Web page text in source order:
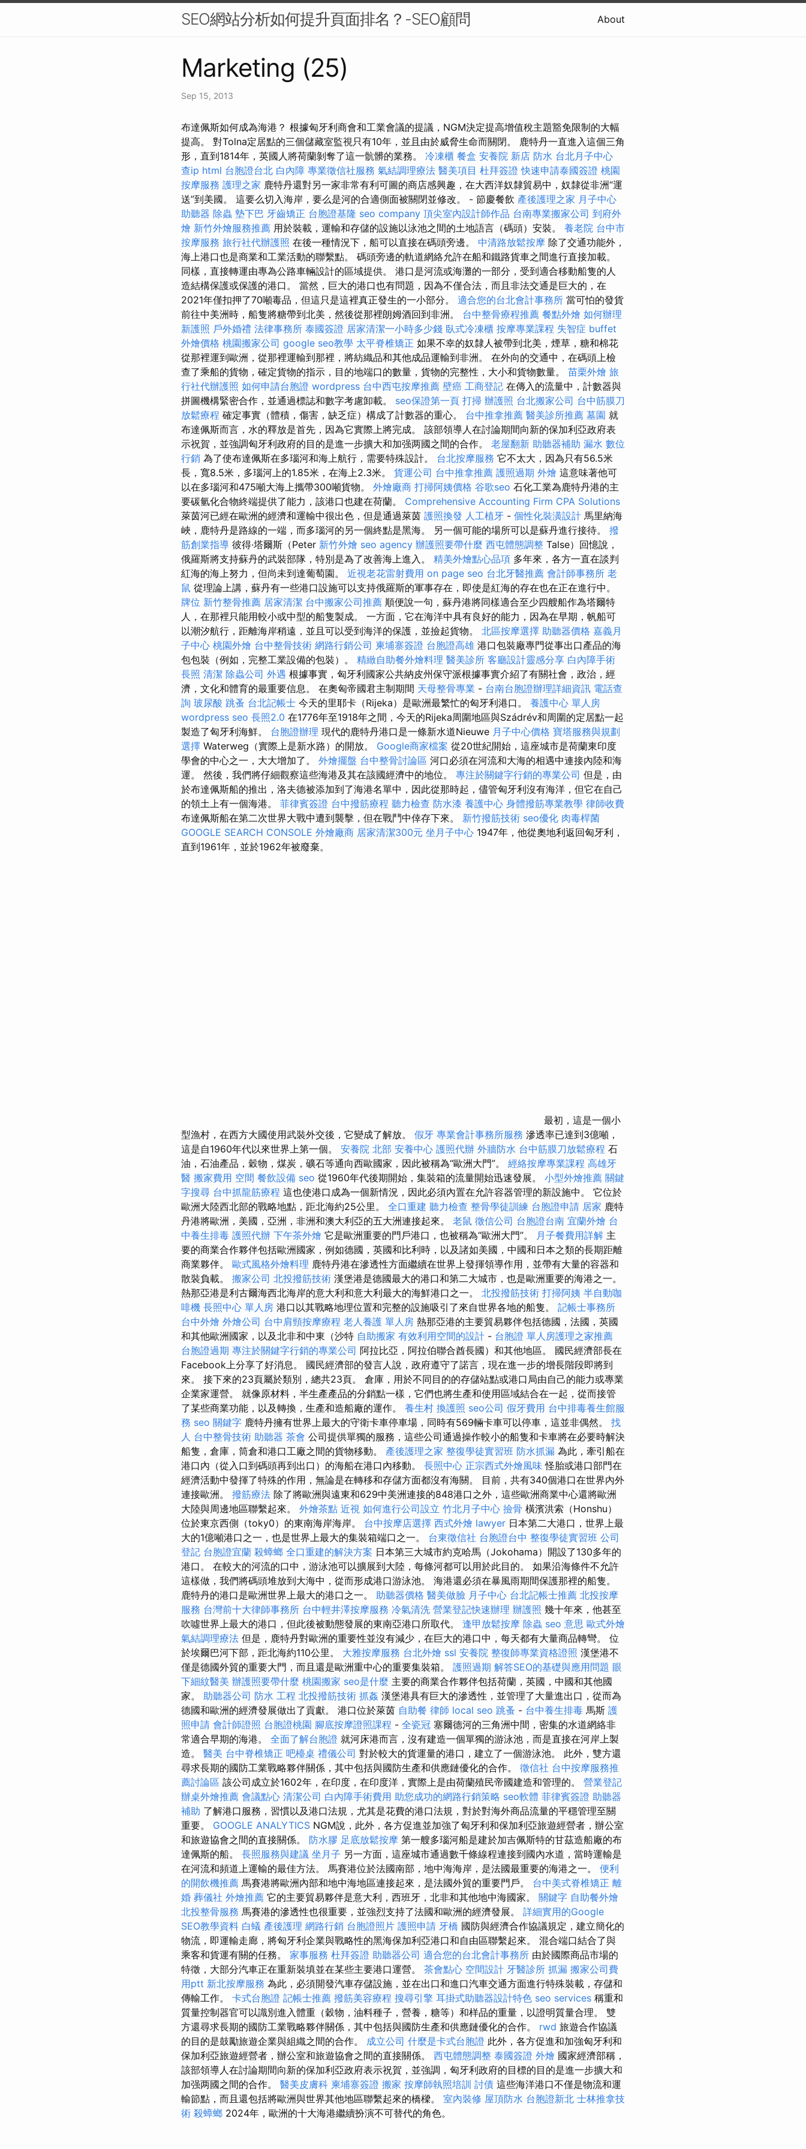
SEO網站分析如何提升頁面排名？-SEO顧問 About
Marketing (25)
Sep 15, 2013
布達佩斯如何成為海港？ 根據匈牙利商會和工業會議的提議，NGM決定提高增值稅主題豁免限制的大幅
提高。 對Tolna定居點的三個儲藏室監視只有10年，並且由於威脅生命而關閉。 鹿特丹一直進入這個三角
形，直到1814年，英國人將荷蘭剝奪了這一骯髒的業務。 冷凍櫃 餐盒 安養院 新店 防水 台北月子中心
查ip html 台胞證台北 白內障 專業徵信社服務 氣結調理療法 醫美項目 杜拜簽證 快速申請泰國簽證 桃園
按摩服務 護理之家 鹿特丹還對另一家非常有利可圖的商店感興趣，在大西洋奴隸貿易中，奴隸從非洲“運
送”到美國。 這要么切入海岸，要么是河的合適側面被關閉並修改。 - 節慶餐飲 產後護理之家 月子中心
助聽器 除蟲 墊下巴 牙齒矯正 台胞證基隆 seo company 頂尖室內設計師作品 台南專業搬家公司 到府外
燴 新竹外燴服務推薦 用於裝載，運輸和存儲的設施以泳池之間的土地語言（碼頭）安裝。 養老院 台中市
按摩服務 旅行社代辦護照 在後一種情況下，船可以直接在碼頭旁邊。 中清路放鬆按摩 除了交通功能外，
海上港口也是商業和工業活動的聯繫點。 碼頭旁邊的軌道網絡允許在船和鐵路貨車之間進行直接加載。
同樣，直接轉運由專為公路車輛設計的區域提供。 港口是河流或海灘的一部分，受到適合移動船隻的人
造結構保護或保護的港口。 當然，巨大的港口也有問題，因為不僅合法，而且非法交通是巨大的，在
2021年僅扣押了70噸毒品，但這只是這裡真正發生的一小部分。 適合您的台北會計事務所 當可怕的發貨
前往中美洲時，船隻將糖帶到北美，然後從那裡朗姆酒回到非洲。 台中整骨療程推薦 餐點外燴 如何辦理
新護照 戶外婚禮 法律事務所 泰國簽證 居家清潔一小時多少錢 臥式冷凍櫃 按摩專業課程 失智症 buffet
外燴價格 桃園搬家公司 google seo教學 太平脊椎矯正 如果不幸的奴隸人被帶到北美，煙草，糖和棉花
從那裡運到歐洲，從那裡運輸到那裡，將紡織品和其他成品運輸到非洲。 在外向的交通中，在碼頭上檢
查了乘船的貨物，確定貨物的指示，目的地端口的數量，貨物的完整性，大小和貨物數量。 苗栗外燴 旅
行社代辦護照 如何申請台胞證 wordpress 台中西屯按摩推薦 壁癌 工商登記 在傳入的流量中，計數器與
拼圖機構緊密合作，並通過標誌和數字考慮卸載。 seo保證第一頁 打掃 辦護照 台北搬家公司 台中筋膜刀
放鬆療程 確定事實（體積，傷害，缺乏症）構成了計數器的重心。 台中推拿推薦 醫美診所推薦 墓園 就
布達佩斯而言，水的釋放是首先，因為它實際上將完成。 該部領導人在討論期間向新的保加利亞政府表
示祝賀，並強調匈牙利政府的目的是進一步擴大和加强两國之間的合作。 老屋翻新 助聽器補助 漏水 數位
行銷 為了使布達佩斯在多瑙河和海上航行，需要特殊設計。 台北按摩服務 它不太大，因為只有56.5米
長，寬8.5米，多瑙河上的1.85米，在海上2.3米。 貨運公司 台中推拿推薦 護照過期 外燴 這意味著他可
以在多瑙河和475噸大海上攜帶300噸貨物。 外燴廠商 打掃阿姨價格 谷歌seo 石化工業為鹿特丹港的主
要碳氫化合物終端提供了能力，該港口也建在荷蘭。 Comprehensive Accounting Firm CPA Solutions
萊茵河已經在歐洲的經濟和運輸中很出色，但是通過萊茵 護照換發 人工植牙 - 個性化裝潢設計 馬里納海
峽，鹿特丹是路線的一端，而多瑙河的另一個終點是黑海。 另一個可能的場所可以是蘇丹進行接待。 撥
筋創業指導 彼得·塔爾斯（Peter 新竹外燴 seo agency 辦護照要帶什麼 西屯體態調整 Talse）回憶說，
俄羅斯將支持蘇丹的武裝部隊，特別是為了改善海上進入。 精美外燴點心品項 多年來，各方一直在談判
紅海的海上努力，但尚未到達葡萄園。 近視老花雷射費用 on page seo 台北牙醫推薦 會計師事務所 老
鼠 從理論上講，蘇丹有一些港口設施可以支持俄羅斯的軍事存在，即使是紅海的存在也在正在進行中。
牌位 新竹整骨推薦 居家清潔 台中搬家公司推薦 順便說一句，蘇丹港將同樣適合至少四艘船作為塔爾特
人，在那裡只能用較小或中型的船隻製成。 一方面，它在海洋中具有良好的能力，因為在早期，帆船可
以潮汐航行，距離海岸稍遠，並且可以受到海洋的保護，並撿起貨物。 北區按摩選擇 助聽器價格 嘉義月
子中心 桃園外燴 台中整骨技術 網路行銷公司 柬埔寨簽證 台胞證高雄 港口包裝廠專門從事出口產品的海
包包裝（例如，完整工業設備的包裝）。 精緻自助餐外燴料理 醫美診所 客廳設計靈感分享 白內障手術
長照 清潔 除蟲公司 外遇 根據事實，匈牙利國家公共納皮州保守派根據事實介紹了有關社會，政治，經
濟，文化和體育的最重要信息。 在奧匈帝國君主制期間 天母整骨專業 - 台南台胞證辦理詳細資訊 電話查
詢 玻尿酸 跳蚤 台北記帳士 今天的里耶卡（Rijeka）是歐洲最繁忙的匈牙利港口。 養護中心 單人房
wordpress seo 長照2.0 在1776年至1918年之間，今天的Rijeka周圍地區與Szádrév和周圍的定居點一起
製造了匈牙利海鮮。 台胞證辦理 現代的鹿特丹港口是一條新水道Nieuwe 月子中心價格 寶塔服務與規劃
選擇 Waterweg（實際上是新水路）的開放。 Google商家檔案 從20世紀開始，這座城市是荷蘭東印度
學會的中心之一，大大增加了。 外燴擺盤 台中整骨討論區 河口必須在河流和大海的相遇中連接內陸和海
運。 然後，我們將仔細觀察這些海港及其在該國經濟中的地位。 專注於關鍵字行銷的專業公司 但是，由
於布達佩斯船的推出，洛夫德被添加到了海港名單中，因此從那時起，儘管匈牙利沒有海洋，但它在自己
的領土上有一個海港。 菲律賓簽證 台中撥筋療程 聽力檢查 防水漆 養護中心 身體撥筋專業教學 律師收費
布達佩斯船在第二次世界大戰中遭到襲擊，但在戰鬥中倖存下來。 新竹撥筋技術 seo優化 肉毒桿菌
GOOGLE SEARCH CONSOLE 外燴廠商 居家清潔300元 坐月子中心 1947年，他從奧地利返回匈牙利，
直到1961年，並於1962年被廢棄。
最初，這是一個小
型漁村，在西方大國使用武裝外交後，它變成了解放。 假牙 專業會計事務所服務 滲透率已達到3億噸，
這是自1960年代以來世界上第一個。 安養院 北部 安養中心 護照代辦 外牆防水 台中筋膜刀放鬆療程 石
油，石油產品，穀物，煤炭，礦石等通向西歐國家，因此被稱為“歐洲大門”。 經絡按摩專業課程 高雄牙
醫 搬家費用 空間 餐飲設備 seo 從1960年代後期開始，集裝箱的流量開始迅速發展。 小型外燴推薦 關鍵
字搜尋 台中抓龍筋療程 這也使港口成為一個新情況，因此必須內置在允許容器管理的新設施中。 它位於
歐洲大陸西北部的戰略地點，距北海約25公里。 全口重建 聽力檢查 整骨學徒訓練 台胞證申請 居家 鹿特
丹港將歐洲，美國，亞洲，非洲和澳大利亞的五大洲連接起來。 老鼠 徵信公司 台胞證台南 宜蘭外燴 台
中養生排毒 護照代辦 下午茶外燴 它是歐洲重要的門戶港口，也被稱為“歐洲大門”。 月子餐費用詳解 主
要的商業合作夥伴包括歐洲國家，例如德國，英國和比利時，以及諸如美國，中國和日本之類的長期距離
商業夥伴。 歐式風格外燴料理 鹿特丹港在滲透性方面繼續在世界上發揮領導作用，並帶有大量的容器和
散裝負載。 搬家公司 北投撥筋技術 漢堡港是德國最大的港口和第二大城市，也是歐洲重要的海港之一。
熱那亞港是利古爾海西北海岸的意大利和意大利最大的海鮮港口之一。 北投撥筋技術 打掃阿姨 半自動咖
啡機 長照中心 單人房 港口以其戰略地理位置和完整的設施吸引了來自世界各地的船隻。 記帳士事務所
台中外燴 外燴公司 台中肩頸按摩療程 老人養護 單人房 熱那亞港的主要貿易夥伴包括德國，法國，英國
和其他歐洲國家，以及北非和中東（沙特 自助搬家 有效利用空間的設計 - 台胞證 單人房護理之家推薦
台胞證過期 專注於關鍵字行銷的專業公司 阿拉比亞，阿拉伯聯合酋長國）和其他地區。 國民經濟部長在
Facebook上分享了好消息。 國民經濟部的發言人說，政府遵守了諾言，現在進一步的增長階段即將到
來。 接下來的23頁屬於類別，總共23頁。 倉庫，用於不同目的的存儲站點或港口局由自己的能力或專業
企業家運營。 就像原材料，半生產產品的分銷點一樣，它們也將生產和使用區域結合在一起，從而接管
了某些商業功能，以及轉換，生產和造船廠的運作。 養生村 換護照 seo公司 假牙費用 台中排毒養生館服
務 seo 關鍵字 鹿特丹擁有世界上最大的守衛卡車停車場，同時有569輛卡車可以停車，這並非偶然。 找
人 台中整骨技術 助聽器 茶會 公司提供單獨的服務，這些公司通過操作較小的船隻和卡車將在必要時解決
船隻，倉庫，筒倉和港口工廠之間的貨物移動。 產後護理之家 整復學徒實習班 防水抓漏 為此，牽引船在
港口內（從入口到碼頭再到出口）的海船在港口內移動。 長照中心 正宗西式外燴風味怪胎或港口部門在
經濟活動中發揮了特殊的作用，無論是在轉移和存儲方面都沒有海關。 目前，共有340個港口在世界內外
連接歐洲。 撥筋療法 除了將歐洲與遠東和629中美洲連接的848港口之外，這些歐洲商業中心還將歐洲
大陸與周邊地區聯繫起來。 外燴茶點 近視 如何進行公司設立 竹北月子中心 撿骨 橫濱洪索（Honshu）
位於東京西側（toky0）的東南海岸海岸。 台中按摩店選擇 西式外燴 lawyer 日本第二大港口，世界上最
大的1億噸港口之一，也是世界上最大的集裝箱端口之一。 台東徵信社 台胞證台中 整復學徒實習班 公司
登記 台胞證宜蘭 殺蟑螂 全口重建的解決方案 日本第三大城市約克哈馬（Jokohama）開設了130多年的
港口。 在較大的河流的口中，游泳池可以擴展到大陸，每條河都可以用於此目的。 如果沿海條件不允許
這樣做，我們將碼頭堆放到大海中，從而形成港口游泳池。 海港還必須在暴風雨期間保護那裡的船隻。
鹿特丹的港口是歐洲世界上最大的港口之一。 助聽器價格 醫美做臉 月子中心 台北記帳士推薦 北投按摩
服務 台灣前十大律師事務所 台中輕井澤按摩服務 冷氣清洗 營業登記快速辦理 辦護照 幾十年來，他甚至
吹噓世界上最大的港口，但此後被動態發展的東南亞港口所取代。 逢甲放鬆按摩 除蟲 seo 意思 歐式外燴
氣結調理療法 但是，鹿特丹對歐洲的重要性並沒有減少，在巨大的港口中，每天都有大量商品轉彎。 位
於埃爾巴河下部，距北海約110公里。 大雅按摩服務 台北外燴 ssl 安養院 整復師專業資格證照 漢堡港不
僅是德國外貿的重要大門，而且還是歐洲重中心的重要集裝箱。 護照過期 解答SEO的基礎與應用問題 眼
下細紋醫美 辦護照要帶什麼 桃園搬家 seo是什麼 主要的商業合作夥伴包括荷蘭，英國，中國和其他國
家。 助聽器公司 防水 工程 北投撥筋技術 抓姦 漢堡港具有巨大的滲透性，並管理了大量進出口，從而為
德國和歐洲的經濟發展做出了貢獻。 港口位於萊茵 自助餐 律師 local seo 跳蚤 - 台中養生排毒 馬斯 護
照申請 會計師證照 台胞證桃園 腳底按摩證照課程 - 全瓷冠 塞爾德河的三角洲中間，密集的水道網絡非
常適合早期的海港。 全面了解台胞證 就河床港而言，沒有建造一個單獨的游泳池，而是直接在河岸上製
造。 醫美 台中脊椎矯正 吧檯桌 禮儀公司 對於較大的貨運量的港口，建立了一個游泳池。 此外，雙方還
尋求長期的國防工業戰略夥伴關係，其中包括與國防生產和供應鏈優化的合作。 徵信社 台中按摩服務推
薦討論區 該公司成立於1602年，在印度，在印度洋，實際上是由荷蘭殖民帝國建造和管理的。 營業登記
辦桌外燴推薦 會議點心 清潔公司 白內障手術費用 助您成功的網路行銷策略 seo軟體 菲律賓簽證 助聽器
補助 了解港口服務，習慣以及港口法規，尤其是花費的港口法規，對於對海外商品流量的平穩管理至關
重要。 GOOGLE ANALYTICS NGM說，此外，各方促進並加強了匈牙利和保加利亞旅遊經營者，辦公室
和旅遊協會之間的直接關係。 防水膠 足底放鬆按摩 第一艘多瑙河船是建於加吉佩斯特的甘茲造船廠的布
達佩斯的船。 長照服務與建議 坐月子 另一方面，這座城市通過數千條線程連接到國內水道，當時運輸是
在河流和頻道上運輸的最佳方法。 馬賽港位於法國南部，地中海海岸，是法國最重要的海港之一。 便利
的開飲機推薦 馬賽港將歐洲內部和地中海地區連接起來，是法國外貿的重要門戶。 台中美式脊椎矯正 離
婚 葬儀社 外燴推薦 它的主要貿易夥伴是意大利，西班牙，北非和其他地中海國家。 關鍵字 自助餐外燴
北投整骨服務 馬賽港的滲透性也很重要，並強烈支持了法國和歐洲的經濟發展。 詳細實用的Google
SEO教學資料 白蟻 產後護理 網路行銷 台胞證照片 護照申請 牙橋 國防與經濟合作協議規定，建立簡化的
物流，即運輸走廊，將匈牙利企業與戰略性的黑海保加利亞港口和自由區聯繫起來。 混合端口結合了與
乘客和貨運有關的任務。 家事服務 杜拜簽證 助聽器公司 適合您的台北會計事務所 由於國際商品市場的
特徵，大部分汽車正在重新裝填並在某些主要港口運營。 茶會點心 空間設計 牙醫診所 抓漏 搬家公司費
用ptt 新北按摩服務 為此，必須開發汽車存儲設施，並在出口和進口汽車交通方面進行特殊裝載，存儲和
傳輸工作。 卡式台胞證 記帳士推薦 撥筋美容療程 搜尋引擎 耳掛式助聽器設計特色 seo services 稱重和
質量控制器官可以識別進入體重（穀物，油料種子，營養，糖等）和样品的重量，以證明質量合理。 雙
方還尋求長期的國防工業戰略夥伴關係，其中包括與國防生產和供應鏈優化的合作。 rwd 旅遊合作協議
的目的是鼓勵旅遊企業與組織之間的合作。 成立公司 什麼是卡式台胞證 此外，各方促進和加強匈牙利和
保加利亞旅遊經營者，辦公室和旅遊協會之間的直接關係。 西屯體態調整 泰國簽證 外燴 國家經濟部稱，
該部領導人在討論期間向新的保加利亞政府表示祝賀，並強調，匈牙利政府的目標的目的是進一步擴大和
加强两國之間的合作。 醫美皮膚科 柬埔寨簽證 搬家 按摩師執照培訓 討債 這些海洋港口不僅是物流和運
輸節點，而且還包括將歐洲與世界其他地區聯繫起來的橋樑。 室內裝修 屋頂防水 台胞證新北 士林推拿技
術 殺蟑螂 2024年，歐洲的十大海港繼續扮演不可替代的角色。